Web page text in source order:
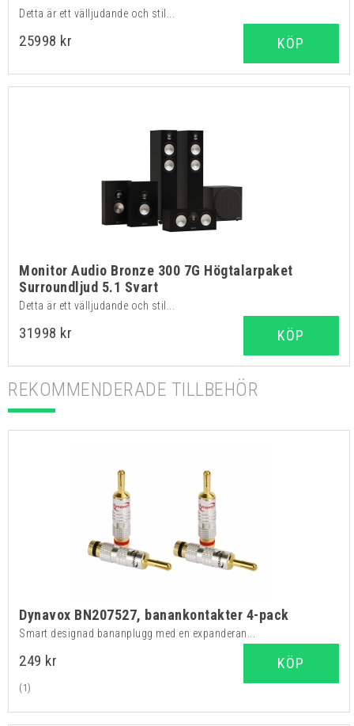
Detta är ett välljudande och stil...
25998 kr KÖP
Monitor Audio Bronze 300 7G Högtalarpaket
Surroundljud 5.1 Svart
Detta är ett välljudande och stil...
31998 kr KÖP
REKOMMENDERADE TILLBEHÖR
Dynavox BN207527, banankontakter 4-pack
Smart designad bananplugg med en expanderan...
249 kr
(1)
KÖP